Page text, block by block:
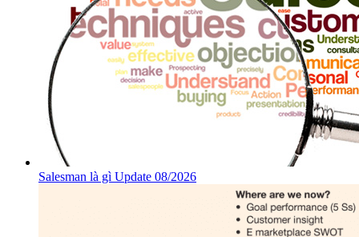
Salesman là gì Update 08/2026